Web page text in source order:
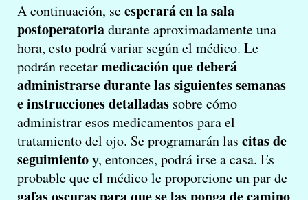
A continuación, seesperará en la sala
postoperatoriadurante aproximadamente una
hora, esto podrá variar según el médico. Le
podrán recetarmedicación que deberá
administrarse durante las siguientes semanas
e instrucciones detalladas sobre cómo
administrar esos medicamentos para el
tratamiento del ojo. Se programarán las citas de
seguimientoy, entonces, podrá irse a casa. Es
probable que el médico le proporcione un par de